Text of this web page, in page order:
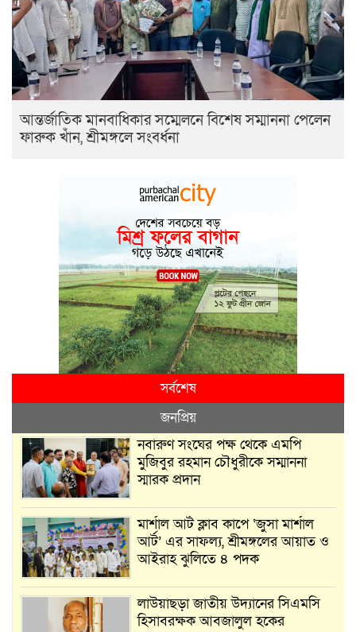
আন্তর্জাতিক মানবাধিকার সম্মেলনে বিশেষ সম্মাননা পেলেন
ফারুক খাঁন, শ্রীমঙ্গলে সংবর্ধনা
সর্বশেষ
জনপ্রিয়
নবারুণ সংঘের পক্ষ থেকে এমপি
মুজিবুর রহমান চৌধুরীকে সম্মাননা
স্মারক প্রদান
মার্শাল আর্ট ক্লাব কাপে ‘জুসা মার্শাল
আর্ট’ এর সাফল্য, শ্রীমঙ্গলের আয়াত ও
আইরাহ ঝুলিতে ৪ পদক
লাউয়াছড়া জাতীয় উদ্যানের সিএমসি
হিসাবরক্ষক আবজালুল হকের